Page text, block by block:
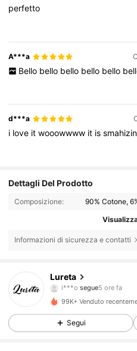
perfetto
A***a
Bello bello bello bello bello
d***a
i love itwooowwww it is
Dettagli Del Prodotto
Composizione: 90% Cotone,
Informazioni di sicurezza e contatti
Lureta
i***o segue
l***asta navigando
4.89
15K Follower
99K+ Venduto
Segui